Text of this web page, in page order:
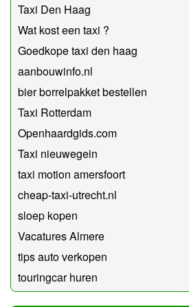
Taxi Den Haag
Wat kost een taxi ?
Goedkope taxi den haag
aanbouwinfo.nl
bier borrelpakket bestellen
Taxi Rotterdam
Openhaardgids.com
Taxi nieuwegein
taxi motion amersfoort
cheap-taxi-utrecht.nl
sloep kopen
Vacatures Almere
tips auto verkopen
touringcar huren